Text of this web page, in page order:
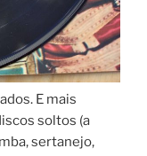
E mais
soltos (a
sertanejo,